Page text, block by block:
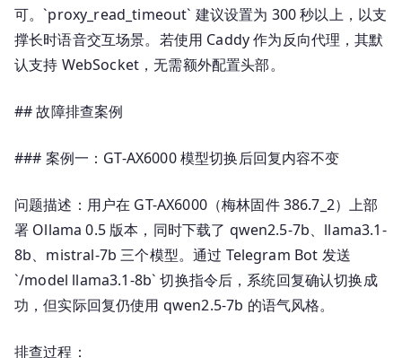
可。`proxy_read_timeout` 建议设置为 300 秒以上，以支
撑长时语音交互场景。若使用 Caddy 作为反向代理，其默
认支持 WebSocket，无需额外配置头部。
## 故障排查案例
### 案例一：GT-AX6000 模型切换后回复内容不变
问题描述：用户在 GT-AX6000（梅林固件 386.7_2）上部
署 Ollama 0.5 版本，同时下载了 qwen2.5-7b、llama3.1-
8b、mistral-7b 三个模型。通过 Telegram Bot 发送
`/model llama3.1-8b` 切换指令后，系统回复确认切换成
功，但实际回复仍使用 qwen2.5-7b 的语气风格。
排查过程：